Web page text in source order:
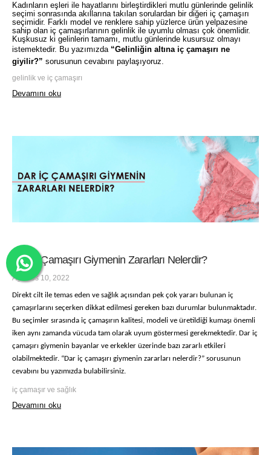
Kadınların eşleri ile hayatlarını birleştirdikleri mutlu günlerinde gelinlik
seçimi sonrasında akıllarına takılan sorulardan bir diğeri iç çamaşırı
seçimidir. Farklı model ve renklere sahip yüzlerce ürün yelpazesine
sahip olan iç çamaşırlarının gelinlik ile uyumlu olması çok önemlidir.
Kuşkusuz ki gelinlerin tamamı, mutlu günlerinde kusursuz olmayı
istemektedir. Bu yazımızda“Gelinliğin altına iç çamaşırı ne
giyilir?” sorusunun cevabını paylaşıyoruz.
gelinlik ve iç çamaşırı
Devamını oku
Dar İç Çamaşırı Giymenin Zararları Nelerdir?
Ağustos 10, 2022
Direkt cilt ile temas eden ve sağlık açısından pek çok yararı bulunan iç
çamaşırlarını seçerken dikkat edilmesi gereken bazı durumlar bulunmaktadır.
Bu seçimler sırasında iç çamaşırın kalitesi, modeli ve üretildiği kumaşı önemli
iken aynı zamanda vücuda tam olarak uyum göstermesi gerekmektedir. Dar iç
çamaşırı giymenin bayanlar ve erkekler üzerinde bazı zararlı etkileri
olabilmektedir. “Dar iç çamaşırı giymenin zararları nelerdir?” sorusunun
cevabını bu yazımızda bulabilirsiniz.
iç çamaşır ve sağlık
Devamını oku